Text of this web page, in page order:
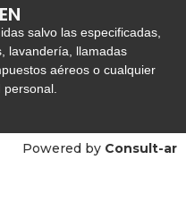
salvo las especificadas,
lavandería, llamadas
aéreos o cualquier
Powered by Consult-ar